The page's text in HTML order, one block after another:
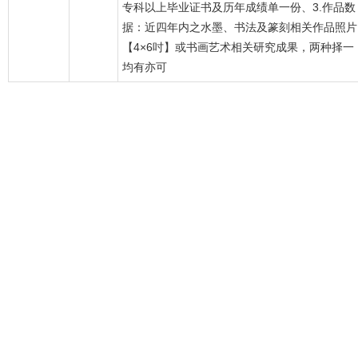
专科以上毕业证书及历年成绩单一份、3.作品数
据：近四年内之水墨、书法及篆刻相关作品照片
【4×6吋】或书画艺术相关研究成果，两种择一
均有亦可